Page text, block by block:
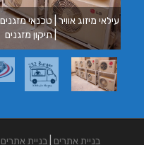
עילאי מיזוג אוויר | טכנאי
| תיקון מזגנים
בניית אתרים בניית